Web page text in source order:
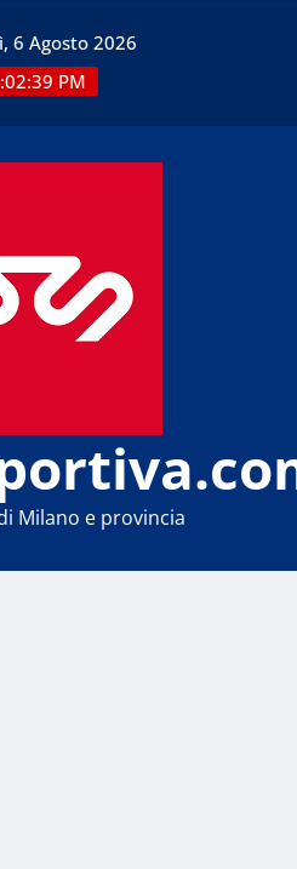
6 Agosto 2026
PM
Milano e provincia